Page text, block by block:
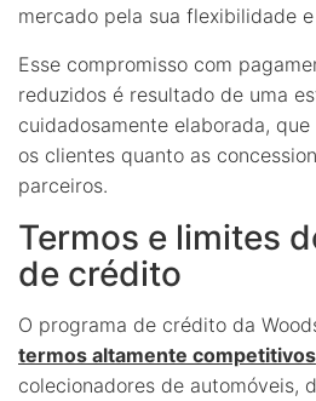
mercado pela sua flexibilidade
Esse compromisso com
reduzidos é resultado de uma
cuidadosamente elaborada,
os clientes quanto as
parceiros.
Termos e limites
de crédito
O programa de crédito da
termos altamente competitivos
colecionadores de automóveis,